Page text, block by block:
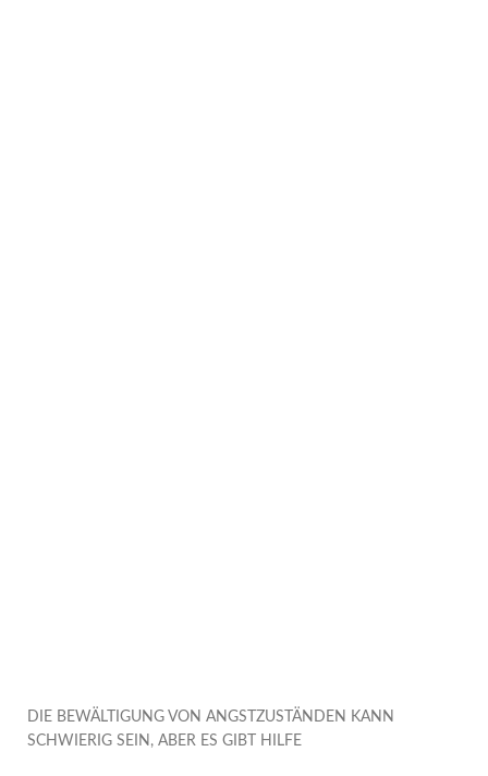
DIE BEWÄLTIGUNG VON ANGSTZUSTÄNDEN KANN
SCHWIERIG SEIN, ABER ES GIBT HILFE